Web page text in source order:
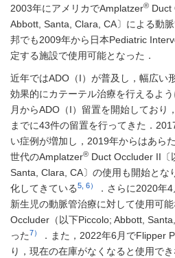
2003年にアメリカでAmplatzer® Duct
Abbott, Santa, Clara, CA〕による動
邦でも2009年から日本Pediatric
定する施設で使用可能となった．
近年ではADO（I）が普及し，幅広い
効果的にカテーテル治療を行えるよ
月からADO（I）留置を開始しており
までに43件の留置を行ってきた．
い症例が増加し，2019年からはあら
世代のAmplatzer® Duct Occluder II〔
Santa, Clara, CA〕の使用も開始とな
化してきている5, 6）
．さらに2020年
新生児の動脈管治療に対して使用可
Occluder（以下Piccolo; Abbott,
った7）
．また，2022年6月でFlipper
り，現在の在庫がなくなると使用で